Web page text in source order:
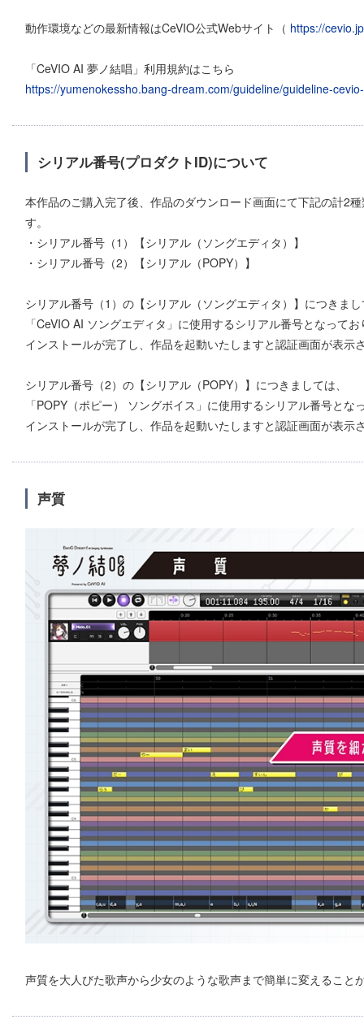
動作環境などの最新情報はCeVIO公式Webサイト（ https://cevio.jp
「CeVIO AI 夢ノ結唱」利用規約はこちら
https://yumenokessho.bang-dream.com/guideline/guideline-
シリアル番号(プロダクトID)について
本作品のご購入完了後、作品のダウンロード画面にて下記の計2
す。
・シリアル番号（1）【シリアル（ソングエディタ）】
・シリアル番号（2）【シリアル（POPY）】
シリアル番号（1）の【シリアル（ソングエディタ）】につきま
「CeVIO AI ソングエディタ」に使用するシリアル番号となって
インストールが完了し、作品を起動いたしますと認証画面が表示
シリアル番号（2）の【シリアル（POPY）】につきましては、
「POPY（ポピー） ソングボイス」に使用するシリアル番号とな
インストールが完了し、作品を起動いたしますと認証画面が表示
声質
声質を大人びた歌声から少女のような歌声まで簡単に変えること